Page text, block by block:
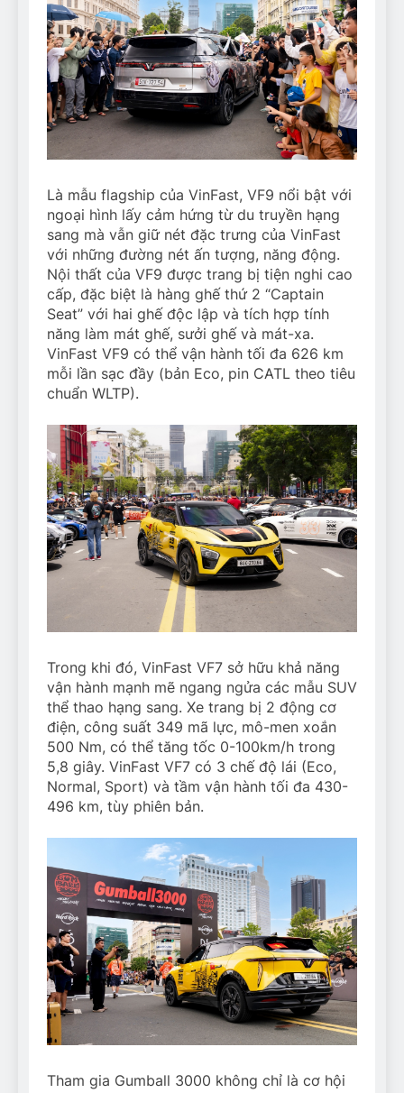
Là mẫu flagship của VinFast, VF9 nổi bật với
ngoại hình lấy cảm hứng từ du truyền hạng
sang mà vẫn giữ nét đặc trưng của VinFast
với những đường nét ấn tượng, năng động.
Nội thất của VF9 được trang bị tiện nghi cao
cấp, đặc biệt là hàng ghế thứ 2 “Captain
Seat” với hai ghế độc lập và tích hợp tính
năng làm mát ghế, sưởi ghế và mát-xa.
VinFast VF9 có thể vận hành tối đa 626 km
mỗi lần sạc đầy (bản Eco, pin CATL theo tiêu
chuẩn WLTP).
Trong khi đó, VinFast VF7 sở hữu khả năng
vận hành mạnh mẽ ngang ngửa các mẫu SUV
thể thao hạng sang. Xe trang bị 2 động cơ
điện, công suất 349 mã lực, mô-men xoắn
500 Nm, có thể tăng tốc 0-100km/h trong
5,8 giây. VinFast VF7 có 3 chế độ lái (Eco,
Normal, Sport) và tầm vận hành tối đa 430-
496 km, tùy phiên bản.
Tham gia Gumball 3000 không chỉ là cơ hội